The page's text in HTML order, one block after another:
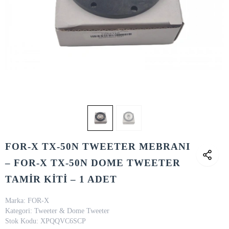
FOR-X TX-50N TWEETER MEBRANI
– FOR-X TX-50N DOME TWEETER
TAMİR KİTİ – 1 ADET
Marka: FOR-X
Kategori: Tweeter & Dome Tweeter
Stok Kodu: XPQQVC6SCP